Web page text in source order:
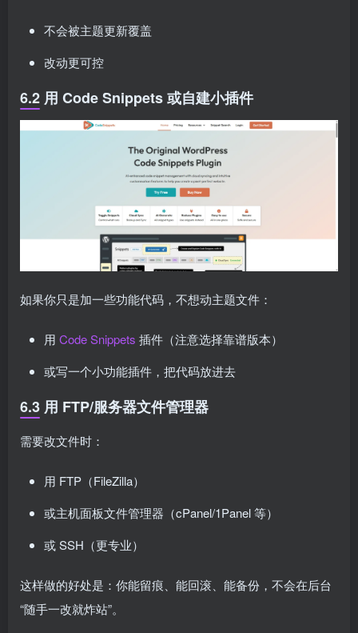
不会被主题更新覆盖
改动更可控
6.2 用 Code Snippets 或自建小插件
如果你只是加一些功能代码，不想动主题文件：
用 Code Snippets 插件（注意选择靠谱版本）
或写一个小功能插件，把代码放进去
6.3 用 FTP/服务器文件管理器
需要改文件时：
用 FTP（FileZilla）
或主机面板文件管理器（cPanel/1Panel 等）
或 SSH（更专业）
这样做的好处是：你能留痕、能回滚、能备份，不会在后台
“随手一改就炸站”。